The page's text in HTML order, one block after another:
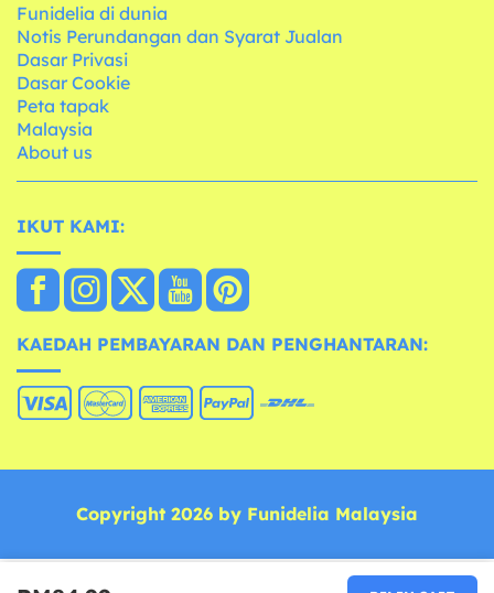
Funidelia di dunia
Notis Perundangan dan Syarat Jualan
Dasar Privasi
Dasar Cookie
Peta tapak
Malaysia
About us
IKUT KAMI:
KAEDAH PEMBAYARAN DAN PENGHANTARAN:
Copyright 2026 by Funidelia Malaysia